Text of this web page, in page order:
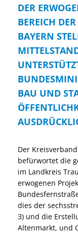
DER
BEREICH
AYERN
AU UND
Der
befürwortet die
im Landkreis
erwogenen
dies der
3) und die
Altenmarkt, und